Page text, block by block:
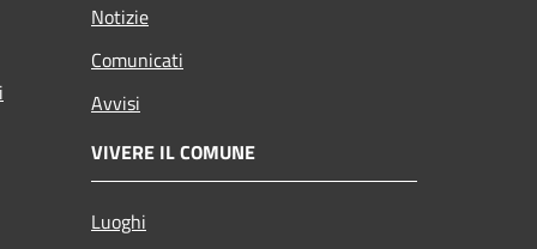
Notizie
Comunicati
Avvisi
VIVERE IL COMUNE
Luoghi